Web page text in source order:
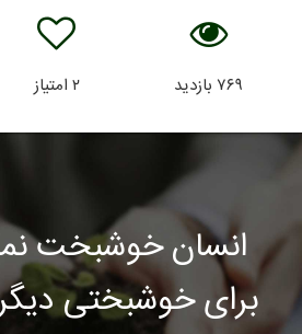
۷۶۹ بازدید ۲ امتیاز
انسان خوشبخت
برای خوشبختی